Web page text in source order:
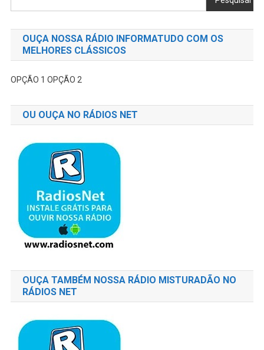
OUÇA NOSSA RÁDIO INFORMATUDO COM OS
MELHORES CLÁSSICOS
OPÇÃO 1 OPÇÃO 2
OU OUÇA NO RÁDIOS NET
OUÇA TAMBÉM NOSSA RÁDIO MISTURADÃO NO
RÁDIOS NET